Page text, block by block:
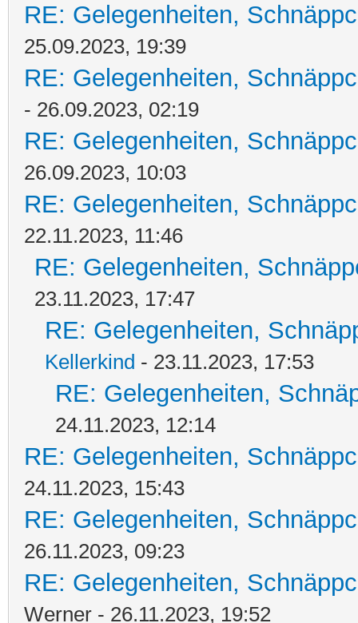
RE: Gelegenheiten,
25.09.2023, 19:39
RE: Gelegenheiten,
- 26.09.2023, 02:19
RE: Gelegenheiten,
26.09.2023, 10:03
RE: Gelegenheiten,
22.11.2023, 11:46
RE: Gelegenheiten,
23.11.2023, 17:47
RE: Gelegenheiten,
Kellerkind - 23.11.2023, 17:53
RE: Gelegenheiten,
24.11.2023, 12:14
RE: Gelegenheiten,
24.11.2023, 15:43
RE: Gelegenheiten,
26.11.2023, 09:23
RE: Gelegenheiten,
Werner - 26.11.2023, 19:52